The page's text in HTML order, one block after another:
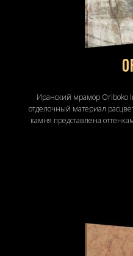
Иранский мрамор Oriboko
отделочный материал
камня представлена